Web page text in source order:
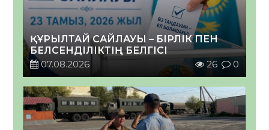
ҚҰРЫЛТАЙ САЙЛАУЫ – БІРЛІК ПЕН
БЕЛСЕНДІЛІКТІҢ БЕЛГІСІ
07.08.2026
26 0